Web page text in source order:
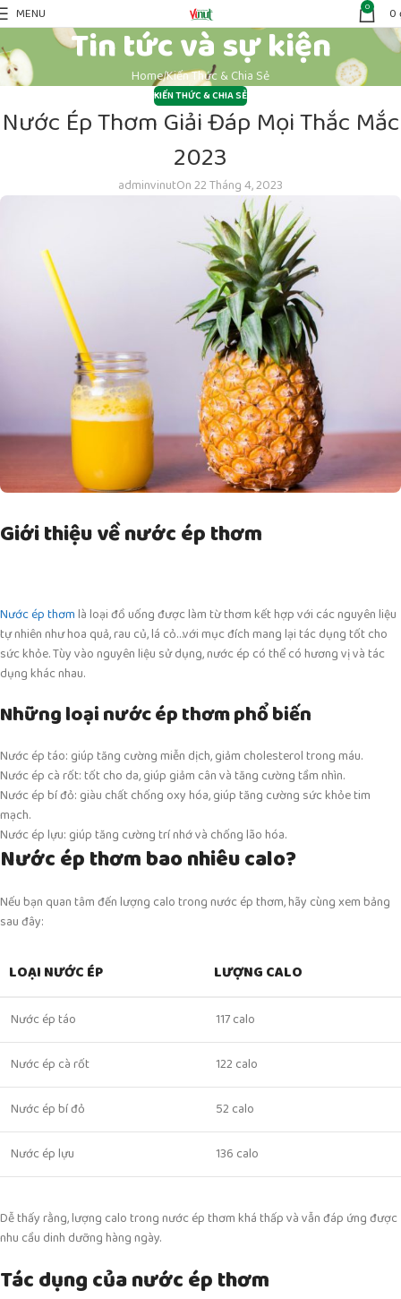
MENU 0 0
Tin tức và sự kiện
HomeKiến Thức & Chia Sẻ
KIẾN THỨC & CHIA SẺ
Nước Ép Thơm Giải Đáp Mọi Thắc Mắc
2023
adminvinutOn 22 Tháng 4, 2023
Giới thiệu về nước ép thơm
Nước ép thơmlà loại đồ uống được làm từ thơm kết hợp với các nguyên liệu
tự nhiên như hoa quả, rau củ, lá cỏ…với mục đích mang lại tác dụng tốt cho
sức khỏe. Tùy vào nguyên liệu sử dụng, nước ép có thể có hương vị và tác
dụng khác nhau.
Những loại nước ép thơm phổ biến
Nước ép táo: giúp tăng cường miễn dịch, giảm cholesterol trong máu.
Nước ép cà rốt: tốt cho da, giúp giảm cân và tăng cường tầm nhìn.
Nước ép bí đỏ: giàu chất chống oxy hóa, giúp tăng cường sức khỏe tim
mạch.
Nước ép lựu: giúp tăng cường trí nhớ và chống lão hóa.
Nước ép thơm bao nhiêu calo?
Nếu bạn quan tâm đến lượng calo trong nước ép thơm, hãy cùng xem bảng
sau đây:
LOẠI NƯỚC ÉP LƯỢNG CALO
Nước ép táo 117 calo
Nước ép cà rốt 122 calo
Nước ép bí đỏ 52 calo
Nước ép lựu 136 calo
Dễ thấy rằng, lượng calo trong nước ép thơm khá thấp và vẫn đáp ứng được
nhu cầu dinh dưỡng hàng ngày.
Tác dụng của nước ép thơm